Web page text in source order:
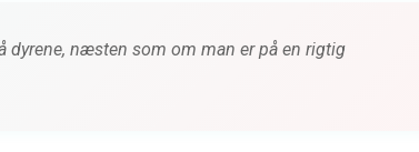
dyrene, næsten som om man er på en rigtig